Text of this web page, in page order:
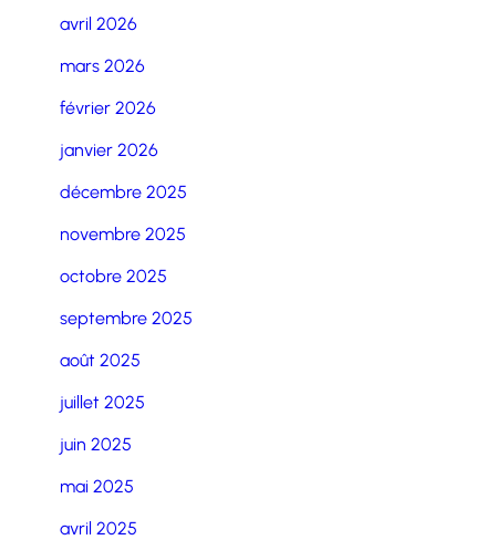
avril 2026
mars 2026
février 2026
janvier 2026
décembre 2025
novembre 2025
octobre 2025
septembre 2025
août 2025
juillet 2025
juin 2025
mai 2025
avril 2025